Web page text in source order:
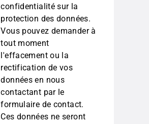
confidentialité sur la
protection des données.
Vous pouvez demander à
tout moment
l'effacement ou la
rectification de vos
données en nous
contactant par le
formulaire de contact.
Ces données ne seront